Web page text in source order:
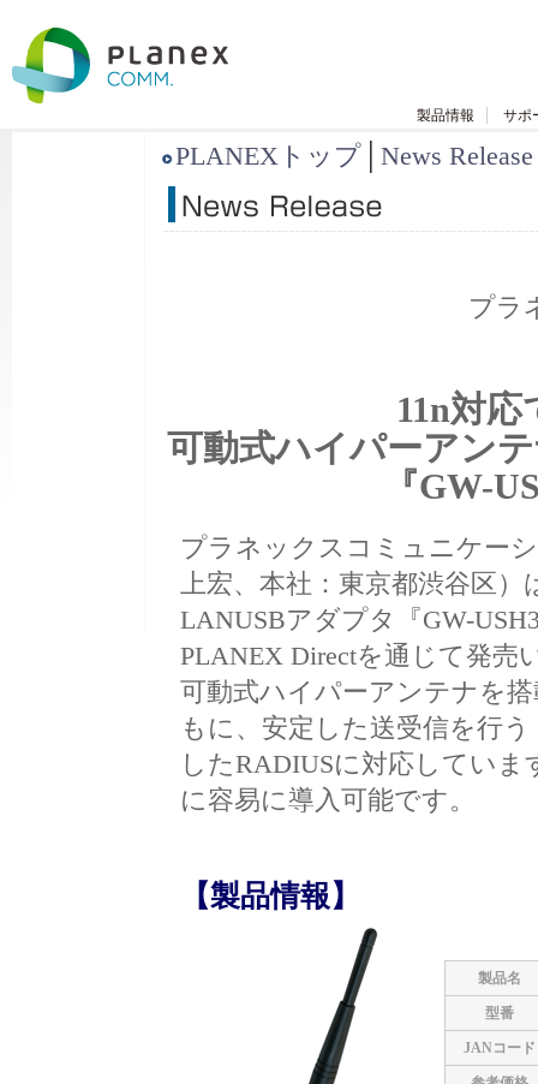
製品情報 サポ
PLANEXトップ│ News Release
プラ
11n対
可動式ハイパーアン
『GW-
プラネックスコミュニケー
上宏、本社：東京都渋谷区）
LANUSBアダプタ『GW-
PLANEX Directを通じて発売
可動式ハイパーアンテナを
もに、安定した送受信を行
したRADIUSに対応してい
に容易に導入可能です。
【製品情報】
製品名
型番
JANコード